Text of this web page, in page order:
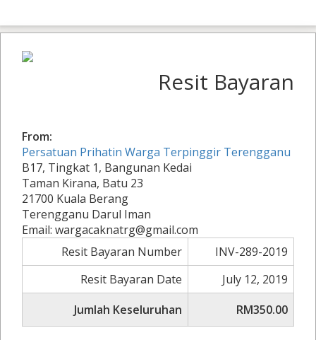
Resit Bayaran
From:
Persatuan Prihatin Warga Terpinggir Terengganu
B17, Tingkat 1, Bangunan Kedai
Taman Kirana, Batu 23
21700 Kuala Berang
Terengganu Darul Iman
Email: wargacaknatrg@gmail.com
Resit Bayaran Number
INV-289-2019
Resit Bayaran Date
July 12, 2019
Jumlah Keseluruhan
RM350.00